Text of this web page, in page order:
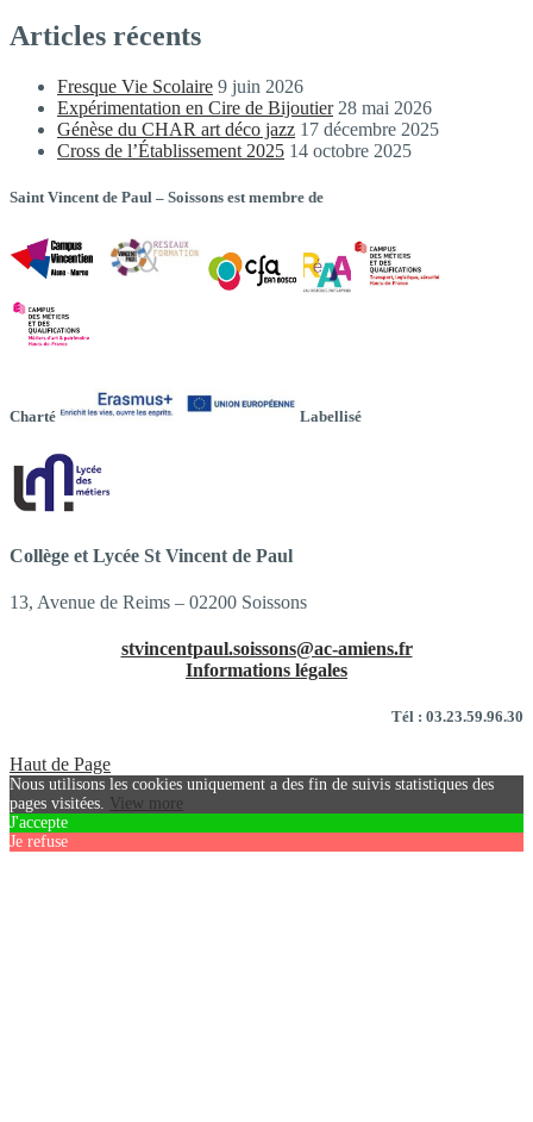
Articles récents
Fresque Vie Scolaire 9 juin 2026
Expérimentation en Cire de Bijoutier 28 mai 2026
Génèse du CHAR art déco jazz 17 décembre 2025
Cross de l’Établissement 2025 14 octobre 2025
Saint Vincent de Paul – Soissons est membre de
Charté Labellisé
Collège et Lycée St Vincent de Paul
13, Avenue de Reims – 02200 Soissons
stvincentpaul.soissons@ac-amiens.fr
Informations légales
Tél : 03.23.59.96.30
Haut de Page
Nous utilisons les cookies uniquement a des fin de suivis statistiques des
pages visitées. View more
J'accepte
Je refuse